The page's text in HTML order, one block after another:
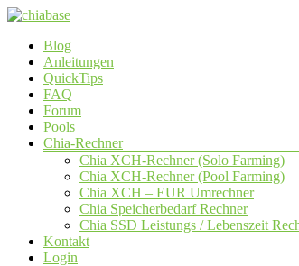
Zum
springen
chiabase
CHIA
Info-
Community
Seite
Menü
Blog
Anleitungen
QuickTips
FAQ
Forum
Pools
Chia-Rechner
Chia XCH-Rechner (Solo Farming)
Chia XCH-Rechner (Pool Farming)
Chia XCH – EUR Umrechner
Chia Speicherbedarf Rechner
Chia SSD Leistungs / Lebenszeit
Kontakt
Login